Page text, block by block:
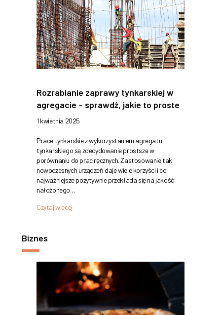
Rozrabianie zaprawy tynkarskiej w
agregacie – sprawdź, jakie to proste
1 kwietnia 2025
Prace tynkarskie z wykorzystaniem agregatu
tynkarskiego są zdecydowanie prostsze w
porównaniu do prac ręcznych. Zastosowanie tak
nowoczesnych urządzeń daje wiele korzyści i co
najważniejsze pozytywnie przekłada się na jakość
nałożonego…
Czytaj więcej
Biznes